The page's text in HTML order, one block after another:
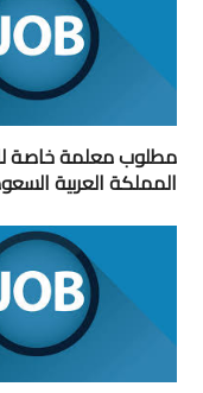
مطلوب معلمة خاصة
المملكة العربية